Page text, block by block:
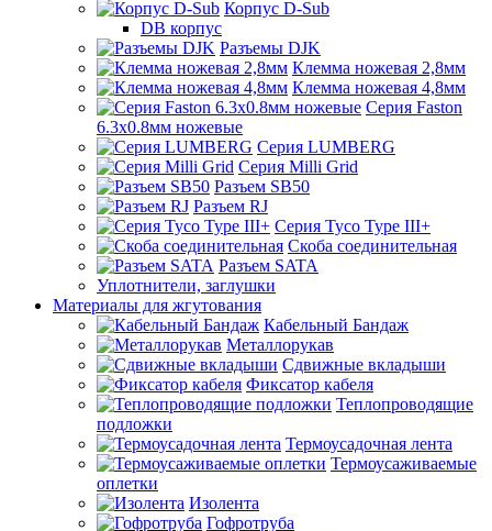
Корпус D-Sub
DB корпус
Разъемы DJK
Клемма ножевая 2,8мм
Клемма ножевая 4,8мм
Серия Faston
6.3х0.8мм ножевые
Серия LUMBERG
Серия Milli Grid
Разъем SB50
Разъем RJ
Серия Tyco Type III+
Скоба соединительная
Разъем SATA
Уплотнители, заглушки
Материалы для жгутования
Кабельный Бандаж
Металлорукав
Сдвижные вкладыши
Фиксатор кабеля
Теплопроводящие
подложки
Термоусадочная лента
Термоусаживаемые
оплетки
Изолента
Гофротруба